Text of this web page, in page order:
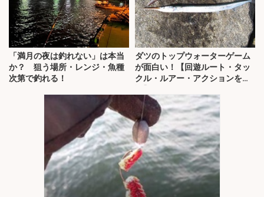
「満月の夜は釣れない」は本当
か？ 狙う場所・レンジ・魚種
次第で釣れる！
ダツのトップウォーターゲーム
が面白い！【回遊ルート・タッ
クル・ルアー・アクションを解